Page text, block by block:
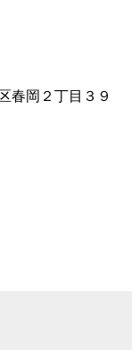
春岡２丁目３９